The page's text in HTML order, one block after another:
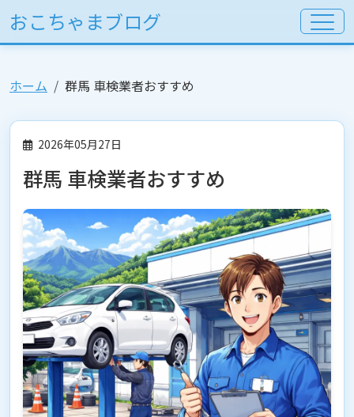
おこちゃまブログ
ホーム 群馬 車検業者おすすめ
2026年05月27日
群馬 車検業者おすすめ